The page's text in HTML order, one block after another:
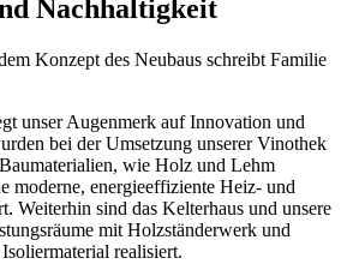
Nachhaltigkeit
Konzept des Neubaus schreibt Familie
unser Augenmerk auf Innovation und
bei der Umsetzung unserer Vinothek
wie Holz und Lehm
moderne, energieeffiziente Heiz- und
Weiterhin sind das Kelterhaus und unsere
mit Holzständerwerk und
realisiert.